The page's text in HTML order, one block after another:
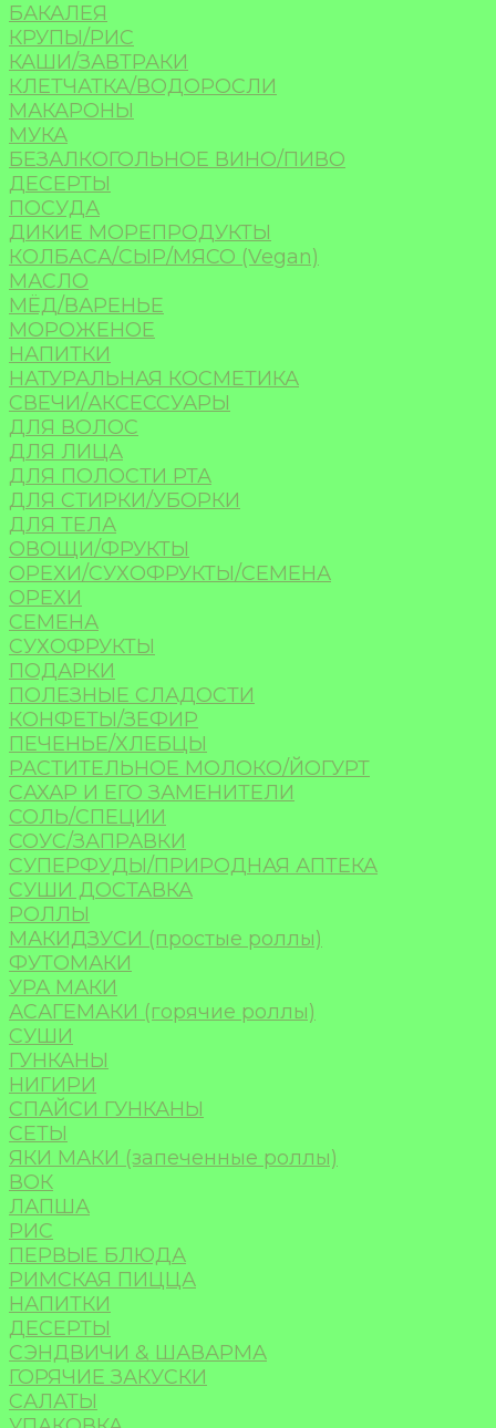
БАКАЛЕЯ
КРУПЫ/РИС
КАШИ/ЗАВТРАКИ
КЛЕТЧАТКА/ВОДОРОСЛИ
МАКАРОНЫ
МУКА
БЕЗАЛКОГОЛЬНОЕ ВИНО/ПИВО
ДЕСЕРТЫ
ПОСУДА
ДИКИЕ МОРЕПРОДУКТЫ
КОЛБАСА/СЫР/МЯСО (Vegan)
МАСЛО
МЁД/ВАРЕНЬЕ
МОРОЖЕНОЕ
НАПИТКИ
НАТУРАЛЬНАЯ КОСМЕТИКА
СВЕЧИ/АКСЕССУАРЫ
ДЛЯ ВОЛОС
ДЛЯ ЛИЦА
ДЛЯ ПОЛОСТИ РТА
ДЛЯ СТИРКИ/УБОРКИ
ДЛЯ ТЕЛА
ОВОЩИ/ФРУКТЫ
ОРЕХИ/СУХОФРУКТЫ/СЕМЕНА
ОРЕХИ
СЕМЕНА
СУХОФРУКТЫ
ПОДАРКИ
ПОЛЕЗНЫЕ СЛАДОСТИ
КОНФЕТЫ/ЗЕФИР
ПЕЧЕНЬЕ/ХЛЕБЦЫ
РАСТИТЕЛЬНОЕ МОЛОКО/ЙОГУРТ
САХАР И ЕГО ЗАМЕНИТЕЛИ
СОЛЬ/СПЕЦИИ
СОУС/ЗАПРАВКИ
СУПЕРФУДЫ/ПРИРОДНАЯ АПТЕКА
СУШИ ДОСТАВКА
РОЛЛЫ
МАКИДЗУСИ (простые роллы)
ФУТОМАКИ
УРА МАКИ
АСАГЕМАКИ (горячие роллы)
СУШИ
ГУНКАНЫ
НИГИРИ
СПАЙСИ ГУНКАНЫ
СЕТЫ
ЯКИ МАКИ (запеченные роллы)
ВОК
ЛАПША
РИС
ПЕРВЫЕ БЛЮДА
РИМСКАЯ ПИЦЦА
НАПИТКИ
ДЕСЕРТЫ
СЭНДВИЧИ & ШАВАРМА
ГОРЯЧИЕ ЗАКУСКИ
САЛАТЫ